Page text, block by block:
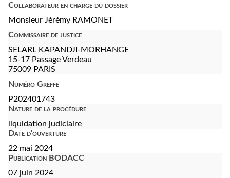
Collaborateur en charge du dossier
Monsieur Jérémy RAMONET
Commissaire de justice
SELARL KAPANDJI-MORHANGE
15-17 Passage Verdeau
75009 PARIS
Numéro Greffe
P202401743
Nature de la procédure
liquidation judiciaire
Date d'ouverture
22 mai 2024
Publication BODACC
07 juin 2024